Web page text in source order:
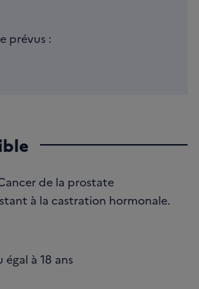
prévus :
de la prostate
à la castration hormonale.
égal à 18 ans